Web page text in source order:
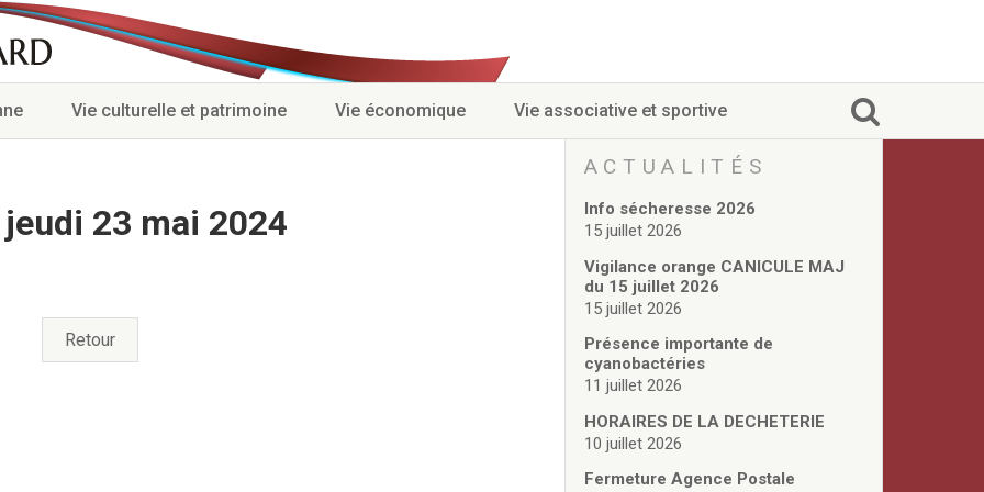
Vie culturelle et patrimoine Vie économique Vie associative et sportive
23 mai 2024
Retour
ACTUALITÉS
Info sécheresse 2026
15 juillet 2026
Vigilance orange CANICULE MAJ
du 15 juillet 2026
15 juillet 2026
Présence importante de
cyanobactéries
11 juillet 2026
HORAIRES DE LA DECHETERIE
10 juillet 2026
Fermeture Agence Postale